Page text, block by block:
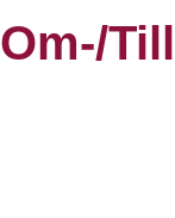
Om-/